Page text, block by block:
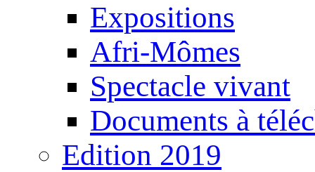
Expositions
Afri-Mômes
Spectacle vivant
Documents à
Edition 2019